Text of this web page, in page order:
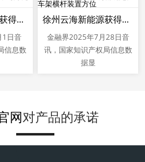
巴士新能源车业获得电动三轮车前大灯专利灯罩与灯壳之间便利拆开和装置
1日音
信息数
徐州云海新能源获得电动三轮车加强结构专利精确定位车架横杆装置方位
金融界2025年7月28日音
讯，国家知识产权局信息数
据显
网对产品的承诺